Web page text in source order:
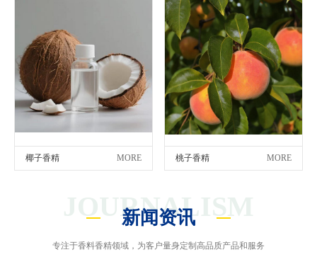
椰子香精 MORE 桃子香精 MORE
JOURNALISM
新闻资讯
专注于香料香精领域，为客户量身定制高品质产品和服务